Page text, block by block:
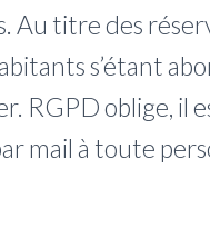
Au titre des
s’étant
RGPD oblige, il
mail à toute